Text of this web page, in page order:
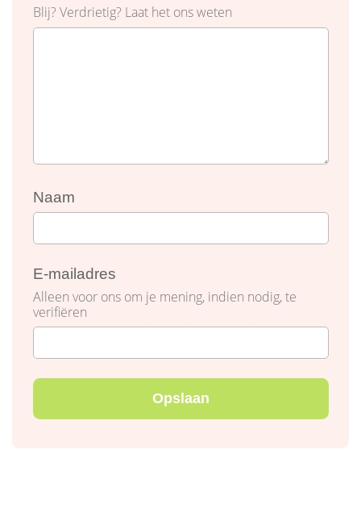
Blij? Verdrietig? Laat het ons weten
Naam
E-mailadres
Alleen voor ons om je mening, indien nodig, te
verifiëren